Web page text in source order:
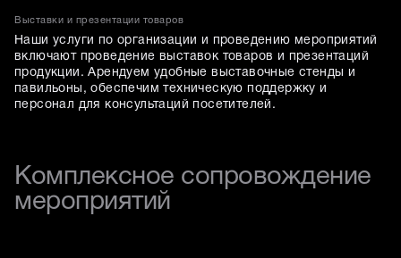
Выставки и презентации товаров
Наши услуги по организации и проведению мероприятий
включают проведение выставок товаров и презентаций
продукции. Арендуем удобные выставочные стенды и
павильоны, обеспечим техническую поддержку и
персонал для консультаций посетителей.
Комплексное сопровождение
мероприятий